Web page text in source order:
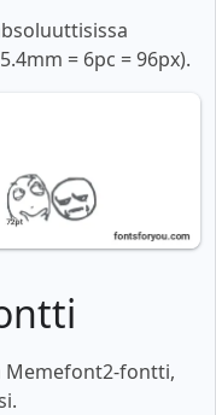
= 6pc = 96px).
Memefont2-fontti,